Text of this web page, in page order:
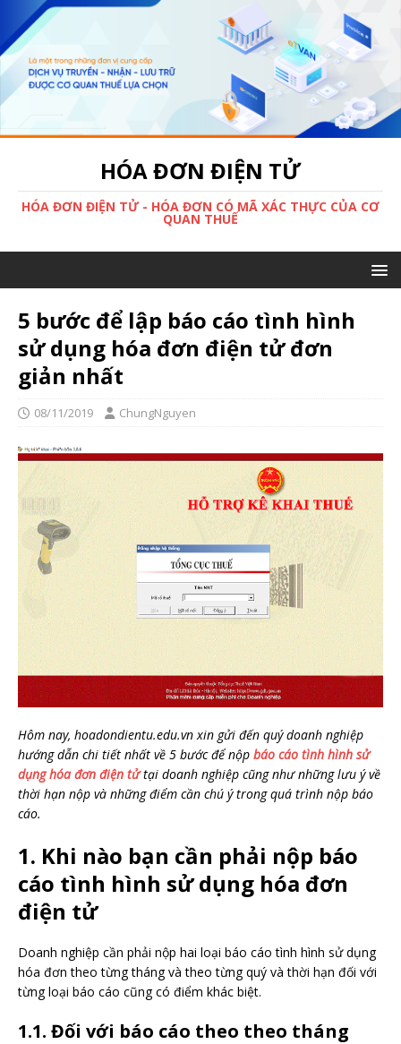
HÓA ĐƠN ĐIỆN TỬ
HÓA ĐƠN ĐIỆN TỬ - HÓA ĐƠN CÓ MÃ XÁC THỰC CỦA CƠ
QUAN THUẾ
5 bước để lập báo cáo tình hình
sử dụng hóa đơn điện tử đơn
giản nhất
08/11/2019 ChungNguyen
Hôm nay, hoadondientu.edu.vn xin gửi đến quý doanh nghiệp
hướng dẫn chi tiết nhất về 5 bước để nộp báo cáo tình hình sử
dụng hóa đơn điện tửtại doanh nghiệp cũng như những lưu ý về
thời hạn nộp và những điểm cần chú ý trong quá trình nộp báo
cáo.
1. Khi nào bạn cần phải nộp báo
cáo tình hình sử dụng hóa đơn
điện tử
Doanh nghiệp cần phải nộp hai loại báo cáo tình hình sử dụng
hóa đơn theo từng tháng và theo từng quý và thời hạn đối với
từng loại báo cáo cũng có điểm khác biệt.
1.1. Đối với báo cáo theo theo tháng